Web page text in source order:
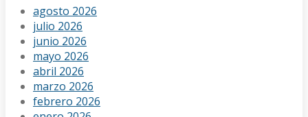
agosto 2026
julio 2026
junio 2026
mayo 2026
abril 2026
marzo 2026
febrero 2026